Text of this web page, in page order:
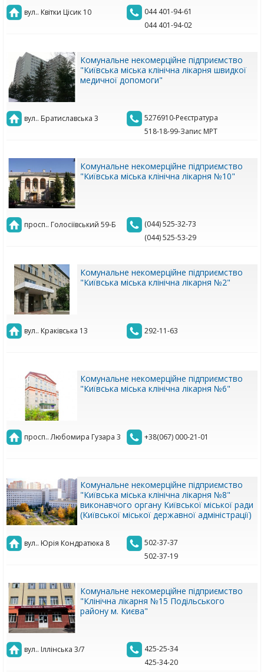
вул.. Квітки Цісик 10
044 401-94-61
044 401-94-02
Комунальне некомерційне підприємство
"Київська міська клінічна лікарня швидкої
медичної допомоги"
вул.. Братиславська 3
5276910-Реєстратура
518-18-99-Запис МРТ
Комунальне некомерційне підприємство
"Київська міська клінічна лікарня №10"
просп.. Голосіївський 59-Б
(044) 525-32-73
(044) 525-53-29
Комунальне некомерційне підприємство
"Київська міська клінічна лікарня №2"
вул.. Краківська 13 292-11-63
Комунальне некомерційне підприємство
"Київська міська клінічна лікарня №6"
просп.. Любомира Гузара 3 +38(067) 000-21-01
Комунальне некомерційне підприємство
"Київська міська клінічна лікарня №8"
виконавчого органу Київської міської ради
(Київської міської державної адміністрації)
вул.. Юрія Кондратюка 8
502-37-37
502-37-19
Комунальне некомерційне підприємство
"Клінічна лікарня №15 Подільського
району м. Києва"
вул.. Іллінська 3/7
425-25-34
425-34-20